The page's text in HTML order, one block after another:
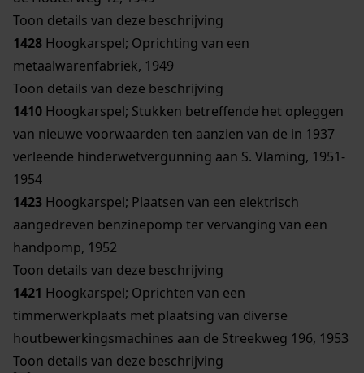
Toon details van deze beschrijving
1428 Hoogkarspel; Oprichting van een
metaalwarenfabriek, 1949
Toon details van deze beschrijving
1410 Hoogkarspel; Stukken betreffende het opleggen
van nieuwe voorwaarden ten aanzien van de in 1937
verleende hinderwetvergunning aan S. Vlaming, 1951-
1954
1423 Hoogkarspel; Plaatsen van een elektrisch
aangedreven benzinepomp ter vervanging van een
handpomp, 1952
Toon details van deze beschrijving
1421 Hoogkarspel; Oprichten van een
timmerwerkplaats met plaatsing van diverse
houtbewerkingsmachines aan de Streekweg 196, 1953
Toon details van deze beschrijving